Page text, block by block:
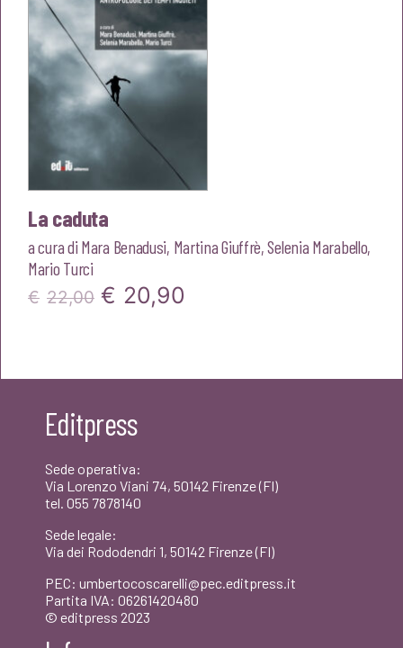
La caduta
a cura di Mara Benadusi, Martina Giuffrè,Selenia Marabello,
Mario Turci
€ 22,00 Il
€22,00.
€ 20,90
Editpress
Sede operativa:
Via Lorenzo Viani 74, 50142 Firenze (FI)
tel. 055 7878140
Sede legale:
Via dei Rododendri 1, 50142 Firenze (FI)
PEC: umbertocoscarelli@pec.editpress.it
Partita IVA: 06261420480
© editpress 2023